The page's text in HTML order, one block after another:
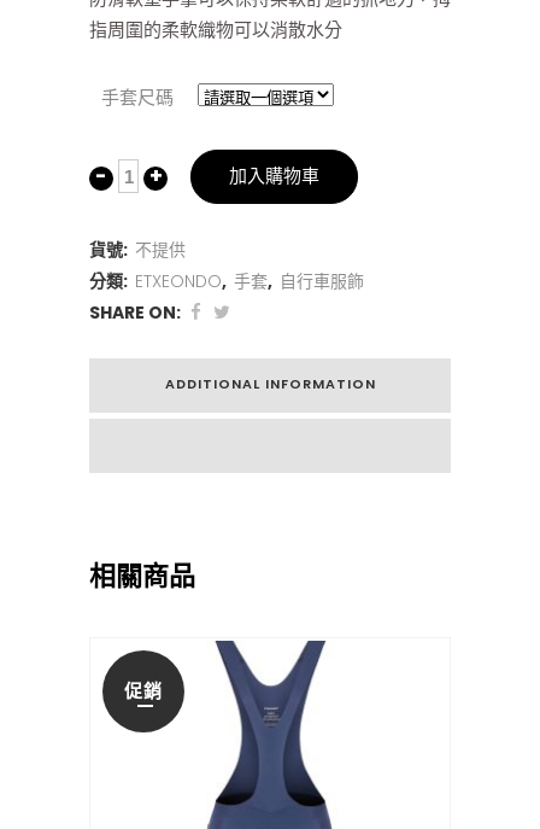
指周圍的柔軟織物可以消散水分
手套尺碼
加入購物車
貨號: 不提供
分類: ETXEONDO, 手套, 自行車服飾
SHARE ON:
ADDITIONAL INFORMATION
相關商品
促銷